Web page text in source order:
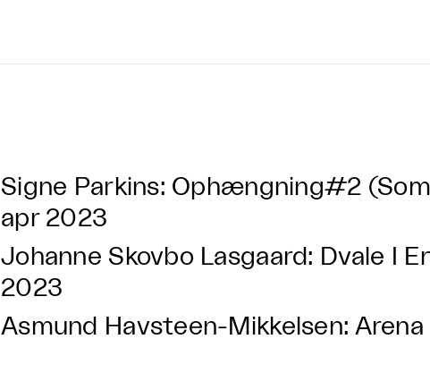
Signe Parkins: Ophængning#2
apr 2023
Johanne Skovbo Lasgaard: Dvale I
2023
Asmund Havsteen-Mikkelsen: Arena